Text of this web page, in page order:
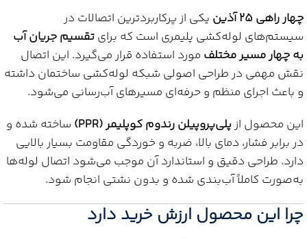
چهار راهی 25 آذین
یکی از پرکاربردترین اتصالات در
سیستم‌های لوله‌کشی پلیمری است که برایتقسیم جریان آب
به چهار مسیر مختلف مورد استفاده قرار می‌گیرد. این اتصال
نقش مهمی در طراحی اصولی شبکه لوله‌کشی ساختمان داشته
و باعث اجرای منظم و حرفه‌ای مسیرهای آب‌رسانی می‌شود.
این محصول از پلی‌پروپیلن رندوم کوپلیمر (PPR)
ساخته شده و
در برابر فشار، دمای بالا، ضربه و خوردگی مقاومت بسیار بالایی
دارد. طراحی دقیق و استاندارد آن موجب می‌شود اتصال لوله‌ها
به‌صورت کاملاً آب‌بندی شده و بدون نشتی انجام شود.
چرا این محصول ارزش خرید دارد